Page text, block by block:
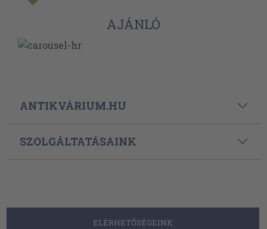
AJÁNLÓ
ANTIKVÁRIUM.HU
SZOLGÁLTATÁSAINK
ELÉRHETŐSÉGEINK